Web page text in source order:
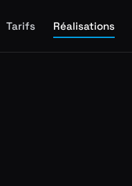
Tarifs Réalisations